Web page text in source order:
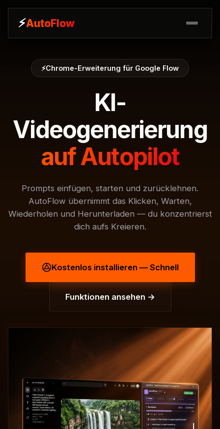
⚡AutoFlow
⚡AutoFlow
⚡Chrome-Erweiterung für Google Flow
KI-
Videogenerierung
auf Autopilot
Prompts einfügen, starten und zurücklehnen.
AutoFlow übernimmt das Klicken, Warten,
Wiederholen und Herunterladen — du konzentrierst
dich aufs Kreieren.
Kostenlos installieren — Schnell
Funktionen ansehen →